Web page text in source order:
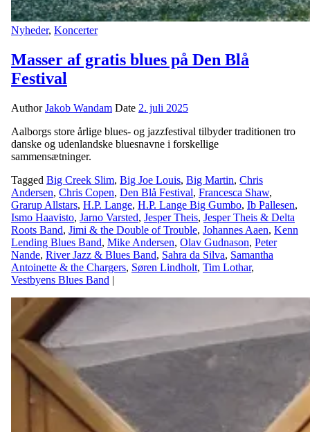
Nyheder, Koncerter
Masser af gratis blues på Den Blå
Festival
AuthorJakob Wandam Date 2. juli 2025
Aalborgs store årlige blues- og jazzfestival tilbyder traditionen tro
danske og udenlandske bluesnavne i forskellige
sammensætninger.
Tagged Big Creek Slim, Big Joe Louis, Big Martin, Chris
Andersen, Chris Copen, Den Blå Festival, Francesca Shaw,
Grarup Allstars, H.P. Lange, H.P. Lange Big Gumbo, Ib Pallesen,
Ismo Haavisto, Jarno Varsted, Jesper Theis, Jesper Theis & Delta
Roots Band, Jimi & the Double of Trouble, Johannes Aaen, Kenn
Lending Blues Band, Mike Andersen, Olav Gudnason, Peter
Nande, River Jazz & Blues Band, Sahra da Silva, Samantha
Antoinette & the Chargers, Søren Lindholt, Tim Lothar,
Vestbyens Blues Band |